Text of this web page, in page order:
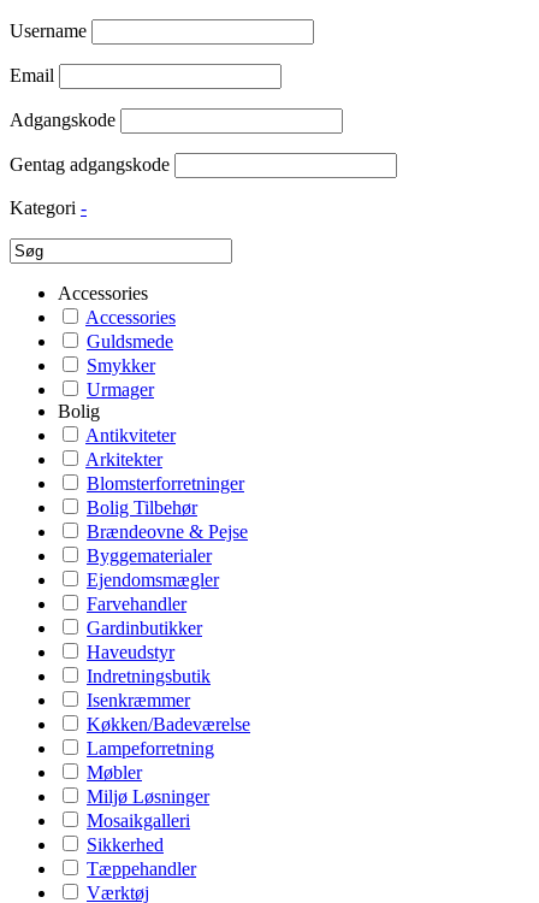
Username
Email
Adgangskode
Gentag adgangskode
Kategori -
Accessories
Accessories
Guldsmede
Smykker
Urmager
Bolig
Antikviteter
Arkitekter
Blomsterforretninger
Bolig Tilbehør
Brændeovne & Pejse
Byggematerialer
Ejendomsmægler
Farvehandler
Gardinbutikker
Haveudstyr
Indretningsbutik
Isenkræmmer
Køkken/Badeværelse
Lampeforretning
Møbler
Miljø Løsninger
Mosaikgalleri
Sikkerhed
Tæppehandler
Værktøj